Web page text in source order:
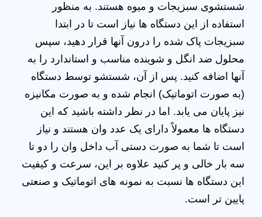
شستشوی سبزیجات و میوه هستند. به منظور
استفاده از این دستگاه‌ ها نیاز است تا در ابتدا
سبزیجات پاک شده را درون آنها قرار دهید، سپس
محلول ضد انگل و شوینده مناسب و استاندارد را به
آنها اضافه کنید. پس از آن، شستشو توسط دستگاه
(به صورت اتوماتیک) انجام شده و به صورت مکانیزه
نیز پایان می‌ یابد. اما در نظر داشته باشید که این
دستگاه‌ ها معمولاً دارای یک عدد وان هستند و نیاز
است تا شما به صورت دستی آب داخل وان را دو تا
سه بار خالی و پر کنید علاوه بر این، سرعت و کیفیت
این دستگاه‌ ها نسبت به نمونه‌ های اتوماتیک و صنعتی
پایین‌ تر است.